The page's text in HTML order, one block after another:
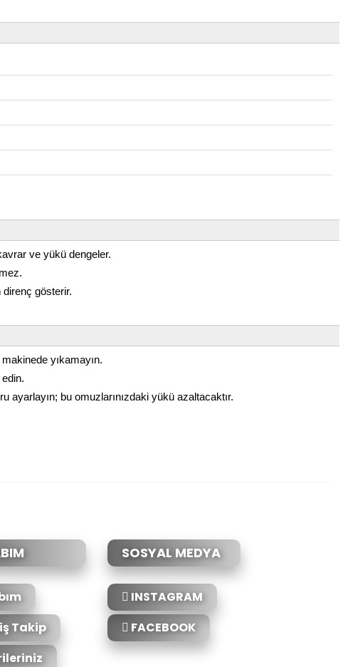
ve yükü dengeler.
direnç gösterir.
yıkamayın.
ayarlayın; bu omuzlarınızdaki yükü azaltacaktır.
Takip
SOSYAL MEDYA
INSTAGRAM
FACEBOOK